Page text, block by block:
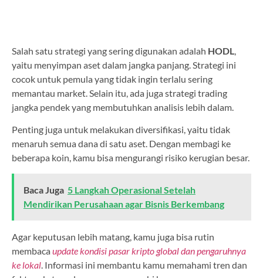
Salah satu strategi yang sering digunakan adalah HODL,
yaitu menyimpan aset dalam jangka panjang. Strategi ini
cocok untuk pemula yang tidak ingin terlalu sering
memantau market. Selain itu, ada juga strategi trading
jangka pendek yang membutuhkan analisis lebih dalam.
Penting juga untuk melakukan diversifikasi, yaitu tidak
menaruh semua dana di satu aset. Dengan membagi ke
beberapa koin, kamu bisa mengurangi risiko kerugian besar.
Baca Juga 5 Langkah Operasional Setelah
Mendirikan Perusahaan agar Bisnis Berkembang
Agar keputusan lebih matang, kamu juga bisa rutin
membaca update kondisi pasar kripto global dan pengaruhnya
ke lokal . Informasi ini membantu kamu memahami tren dan